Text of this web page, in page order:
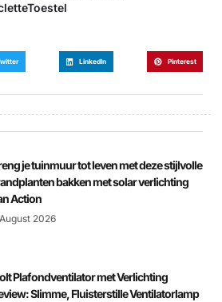
LinkedIn Pinterest
je tuinmuur tot leven met deze stijlvolle
bakken met solar verlichting
Action
2026
Plafondventilator met Verlichting
Slimme, Fluisterstille Ventilatorlamp